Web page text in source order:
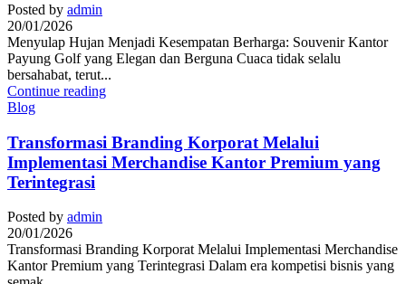
Posted by admin
20/01/2026
Menyulap Hujan Menjadi Kesempatan Berharga: Souvenir Kantor
Payung Golf yang Elegan dan Berguna Cuaca tidak selalu
bersahabat, terut...
Continue reading
Blog
Transformasi Branding Korporat Melalui
Implementasi Merchandise Kantor Premium yang
Terintegrasi
Posted by admin
20/01/2026
Transformasi Branding Korporat Melalui Implementasi Merchandise
Kantor Premium yang Terintegrasi Dalam era kompetisi bisnis yang